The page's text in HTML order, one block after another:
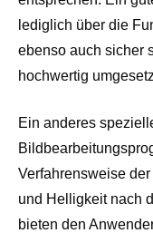
lediglich über die
ebenso auch sicher
hochwertig
Ein anderes
Verfahrensweise
und Helligkeit nach
bieten den